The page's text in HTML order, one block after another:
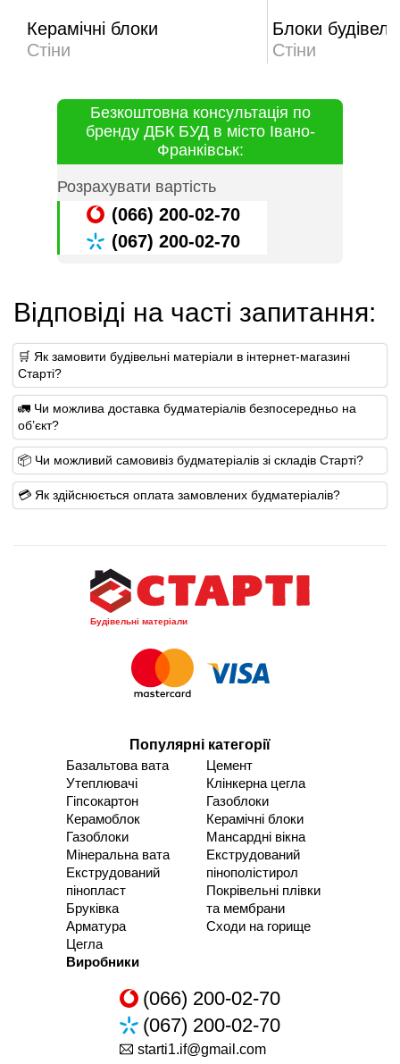
Керамічні блоки
Стіни
Блоки
Стіни
Безкоштовна консультація по
бренду ДБК БУД в місто Івано-
Франківськ:
Розрахувати вартість
(066) 200-02-70
(067) 200-02-70
Відповіді на часті запитання:
🛒 Як замовити будівельні матеріали в інтернет-магазині
Старті?
🚛 Чи можлива доставка будматеріалів безпосередньо на
об’єкт?
📦 Чи можливий самовивіз будматеріалів зі складів Старті?
💳 Як здійснюється оплата замовлених будматеріалів?
Будівельні матеріали
Популярні категорії
Базальтова вата
Утеплювачі
Гіпсокартон
Керамоблок
Газоблоки
Мінеральна вата
Екструдований
пінопласт
Бруківка
Арматура
Цегла
Цемент
Клінкерна цегла
Газоблоки
Керамічні блоки
Мансардні вікна
Екструдований
пінополістирол
Покрівельні плівки
та мембрани
Сходи на горище
Виробники
(066) 200-02-70
(067) 200-02-70
starti1.if@gmail.com